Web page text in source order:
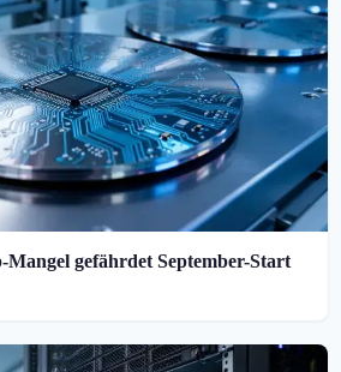
gefährdet September-Start